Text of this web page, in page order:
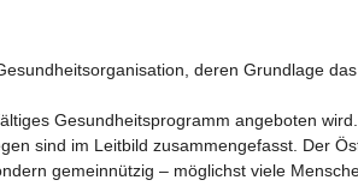
deren Grundlage
Gesundheitsprogramm angeboten
sind im Leitbild zusammengefasst. Der